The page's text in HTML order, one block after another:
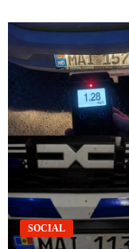
SOCIAL